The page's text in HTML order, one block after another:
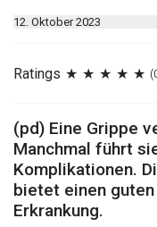
12. Oktober 2023
Ratings
(pd) Eine Grippe
Manchmal führt
Komplikationen.
bietet einen
Erkrankung.